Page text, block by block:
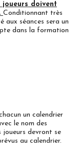
joueurs doivent
Conditionnant très
aux séances sera un
dans la formation
un calendrier
le nom des
joueurs devront se
au calendrier.